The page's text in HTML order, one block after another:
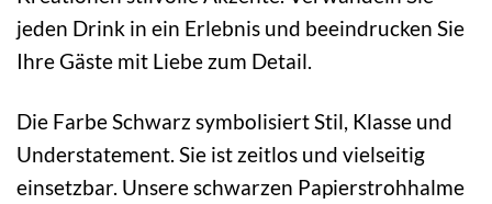
jeden Drink in ein Erlebnis und beeindrucken Sie
Ihre Gäste mit Liebe zum Detail.
Die Farbe Schwarz symbolisiert Stil, Klasse und
Understatement. Sie ist zeitlos und vielseitig
einsetzbar. Unsere schwarzen Papierstrohhalme